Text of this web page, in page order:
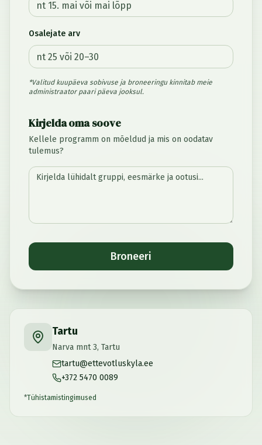
Osalejate arv
*Valitud kuupäeva sobivuse ja broneeringu kinnitab meie
administraator paari päeva jooksul.
Kirjelda oma soove
Kellele programm on mõeldud ja mis on oodatav
tulemus?
Broneeri
Tartu
Narva mnt 3, Tartu
tartu@ettevotluskyla.ee
+372 5470 0089
*Tühistamistingimused